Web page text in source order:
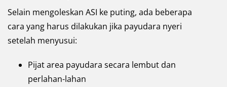
Selain mengoleskan ASI ke puting, ada beberapa
cara yang harus dilakukan jika payudara nyeri
setelah menyusui:
Pijat area payudara secara lembut dan
perlahan-lahan